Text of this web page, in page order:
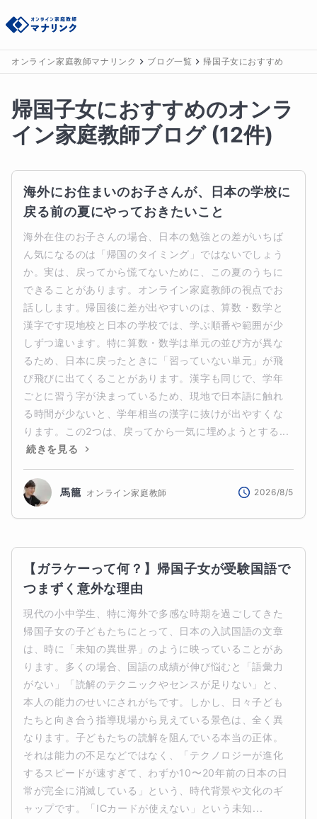
オンライン家庭教師マナリンク ブログ一覧 帰国子女におすすめ
帰国子女におすすめのオンラ
イン家庭教師ブログ(12件)
海外にお住まいのお子さんが、日本の学校に
戻る前の夏にやっておきたいこと
海外在住のお子さんの場合、日本の勉強との差がいちば
ん気になるのは「帰国のタイミング」ではないでしょう
か。実は、戻ってから慌てないために、この夏のうちに
できることがあります。オンライン家庭教師の視点でお
話しします。帰国後に差が出やすいのは、算数・数学と
漢字です現地校と日本の学校では、学ぶ順番や範囲が少
しずつ違います。特に算数・数学は単元の並び方が異な
るため、日本に戻ったときに「習っていない単元」が飛
び飛びに出てくることがあります。漢字も同じで、学年
ごとに習う字が決まっているため、現地で日本語に触れ
る時間が少ないと、学年相当の漢字に抜けが出やすくな
ります。この2つは、戻ってから一気に埋めようとする...
続きを見る
馬籠 オンライン家庭教師 2026/8/5
【ガラケーって何？】帰国子女が受験国語で
つまずく意外な理由
現代の小中学生、特に海外で多感な時期を過ごしてきた
帰国子女の子どもたちにとって、日本の入試国語の文章
は、時に「未知の異世界」のように映っていることがあ
ります。多くの場合、国語の成績が伸び悩むと「語彙力
がない」「読解のテクニックやセンスが足りない」と、
本人の能力のせいにされがちです。しかし、日々子ども
たちと向き合う指導現場から見えている景色は、全く異
なります。子どもたちの読解を阻んでいる本当の正体。
それは能力の不足などではなく、「テクノロジーが進化
するスピードが速すぎて、わずか10〜20年前の日本の日
常が完全に消滅している」という、時代背景や文化のギ
ャップです。「ICカードが使えない」という未知...